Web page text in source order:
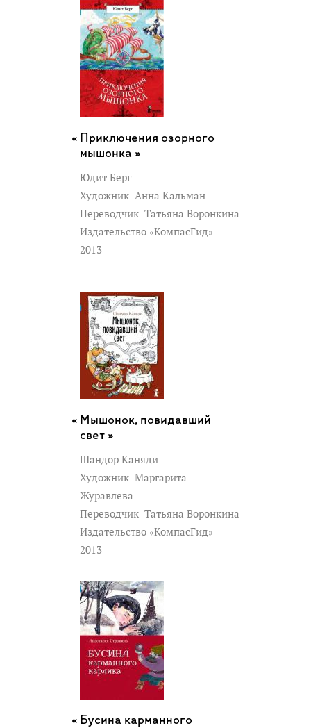
Приключения озорного
мышонка »
Юдит Берг
Художник Анна Кальман
Переводчик Татьяна Воронкина
Издательство «КомпасГид»
2013
Мышонок, повидавший
свет »
Шандор Каняди
Художник Маргарита
Журавлева
Переводчик Татьяна Воронкина
Издательство «КомпасГид»
2013
Бусина карманного